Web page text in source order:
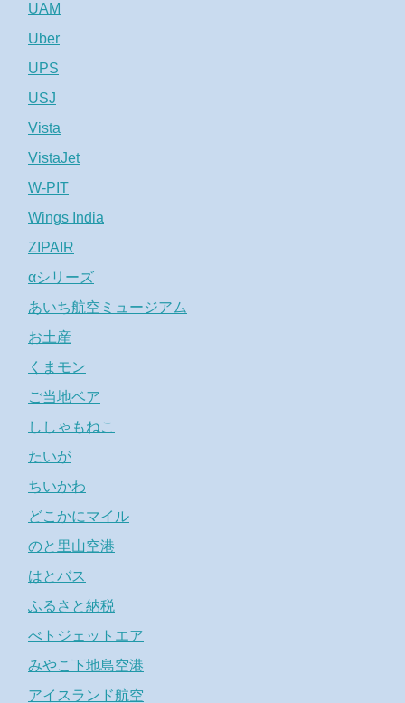
UAM
Uber
UPS
USJ
Vista
VistaJet
W-PIT
Wings India
ZIPAIR
αシリーズ
あいち航空ミュージアム
お土産
くまモン
ご当地ベア
ししゃもねこ
たいが
ちいかわ
どこかにマイル
のと里山空港
はとバス
ふるさと納税
べトジェットエア
みやこ下地島空港
アイスランド航空